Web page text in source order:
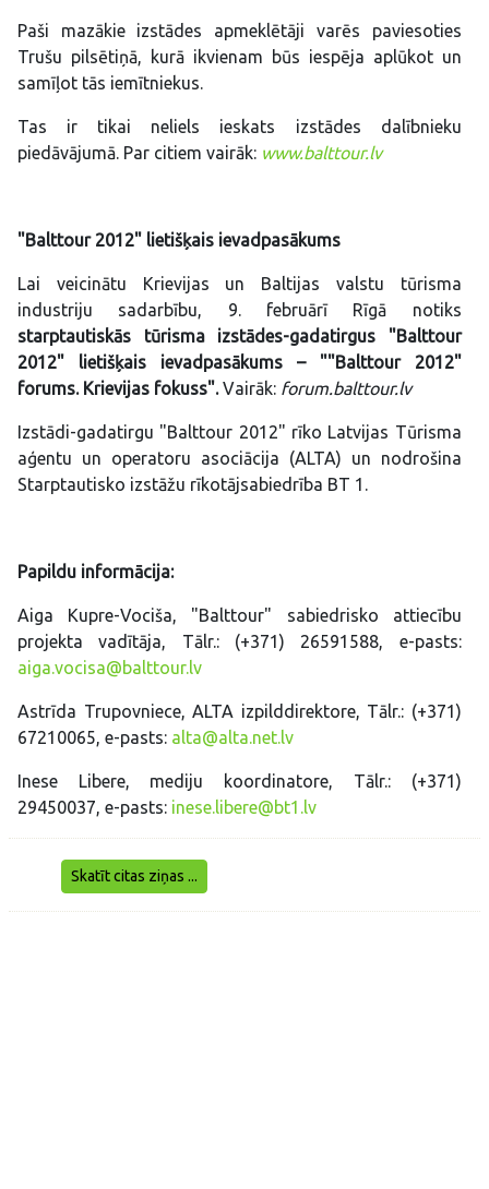
Paši mazākie izstādes apmeklētāji varēs paviesoties
Trušu pilsētiņā, kurā ikvienam būs iespēja aplūkot un
samīļot tās iemītniekus.
Tas ir tikai neliels ieskats izstādes dalībnieku
piedāvājumā. Par citiem vairāk: www.balttour.lv
"Balttour 2012" lietišķais ievadpasākums
Lai veicinātu Krievijas un Baltijas valstu tūrisma
industriju sadarbību, 9. februārī Rīgā notiks
starptautiskās tūrisma izstādes-gadatirgus "Balttour
2012" lietišķais ievadpasākums – ""Balttour 2012"
forums. Krievijas fokuss".Vairāk: forum.balttour.lv
Izstādi-gadatirgu "Balttour 2012" rīko Latvijas Tūrisma
aģentu un operatoru asociācija (ALTA) un nodrošina
Starptautisko izstāžu rīkotājsabiedrība BT 1.
Papildu informācija:
Aiga Kupre-Vociša, "Balttour" sabiedrisko attiecību
projekta vadītāja, Tālr.: (+371) 26591588, e-pasts:
aiga.vocisa@balttour.lv
Astrīda Trupovniece, ALTA izpilddirektore, Tālr.: (+371)
67210065, e-pasts: alta@alta.net.lv
Inese Libere, mediju koordinatore, Tālr.: (+371)
29450037, e-pasts: inese.libere@bt1.lv
Skatīt citas ziņas ...